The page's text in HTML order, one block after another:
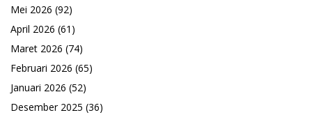
Mei 2026 (92)
April 2026 (61)
Maret 2026 (74)
Februari 2026 (65)
Januari 2026 (52)
Desember 2025 (36)